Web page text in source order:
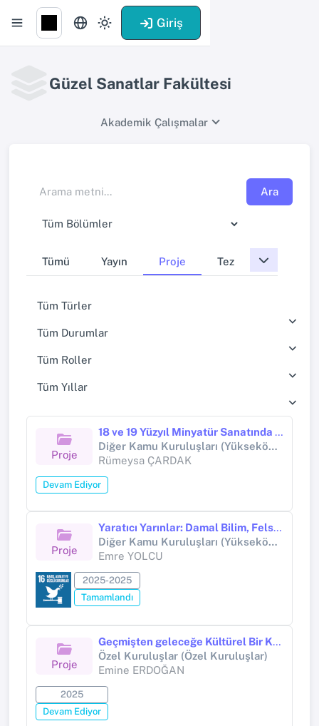
Giriş
Güzel Sanatlar Fakültesi
Akademik Çalışmalar
Ara
Tümü Yayın Proje Tez
Tüm Türler
Tüm Durumlar
Tüm Roller
Tüm Yıllar
Proje
18 ve 19 Yüzyıl Minyatür Sanatında Natüralist Çiçekler ve Güncel Yorumlamaları
Diğer Kamu Kuruluşları (Yükseköğretim Kurumları Hariç) (ARAŞTIRMA PROJESİ)
Rümeysa ÇARDAK
Devam Ediyor
Proje
Yaratıcı Yarınlar: Damal Bilim, Felsefe ve Sanat Kampı
Diğer Kamu Kuruluşları (Yükseköğretim Kurumları Hariç) (Diğer kamu kuruluşları (Yükseköğretim Kurumları hariç))
Emre YOLCU
2025-2025
Tamamlandı
Proje
Geçmişten geleceğe Kültürel Bir Köprü Kars Ahşap ve Sanat Dünyası İşbirliği ile "Kars Bebeği" Projesi
Özel Kuruluşlar (Özel Kuruluşlar)
Emine ERDOĞAN
2025
Devam Ediyor